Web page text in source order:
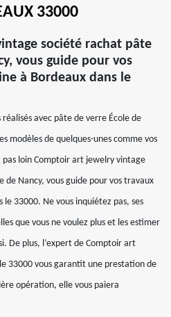
33000
société rachat pâte
vous guide pour vos
à Bordeaux dans le
avec pâte de verre École de
modèles de quelques-unes comme vos
pas loin Comptoir art jewelry vintage
Nancy, vous guide pour vos travaux
33000. Ne vous inquiétez pas, ses
que vous ne voulez plus et les estimer
De plus, l’expert de Comptoir art
33000 vous garantit une prestation de
opération, elle vous paiera